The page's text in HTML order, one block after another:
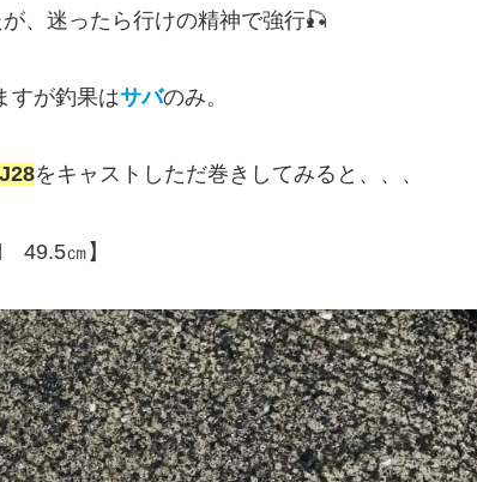
、迷ったら行けの精神で強行🎣
すが釣果はサバのみ。
をキャストしただ巻きしてみると、、、
49.5㎝】